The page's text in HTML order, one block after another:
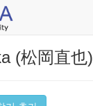
(松岡直也)